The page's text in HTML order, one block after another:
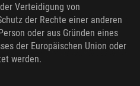
Verteidigung von
der Rechte einer anderen
oder aus Gründen eines
der Europäischen Union oder
werden.